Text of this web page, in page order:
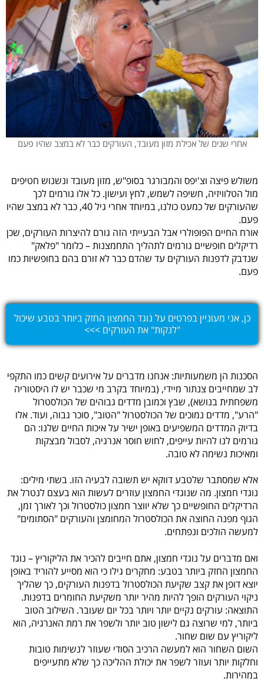
אחרי שנים של אכילת מזון מעובד, העורקים כבר לא במצב שהיו פעם
משולש פיצה וצ'יפס והמבורגר בסופ"ש, מזון מעובד ונשנוש חטיפים
מול הטלוויזיה, חשיפה לשמש, לחץ ועישון. כל אלו גורמים לכך
שהעורקים של כמעט כולנו, במיוחד אחרי גיל 40, כבר לא במצב שהיו
פעם.
אורח החיים הפופולרי אבל הבעייתי הזה גורם להיצרות העורקים, שכן
רדיקלים חופשיים גורמים לתהליך התחמצנות – כלומר "פלאק"
שנדבק לדפנות העורקים עד שהדם כבר לא זורם בהם בחופשיות כמו
פעם.
כן, אני מעוניין בפרטים על נוגד החמצון החזק ביותר בטבע שיכול
"לנקות" את העורקים >>>
הסכנות הן משמעותיות: אנחנו מדברים על אירועים קשים כמו התקפי
לב שמחייבים צנתור מיידי, (במיוחד בקרב מי שכבר יש לו היסטוריה
משפחתית בנושא), שבץ וכמובן מדדים גבוהים של הכולסטרול
"הרע", מדדים נמוכים של הכולסטרול "הטוב", סוכר גבוה, ועוד. אלו
בדיוק המדדים המשפיעים באופן ישיר על איכות החיים שלנו: הם
גורמים לנו להיות עייפים, לחוש חוסר אנרגיה, לסבול מבצקות
ומאיכות נשימה לא טובה.
אלא שמסתבר שלטבע דווקא יש תשובה לבעיה הזו. בשתי מילים:
נוגדי חמצון. מה שנוגדי החמצון עוזרים לעשות הוא בעצם לנטרל את
הרדיקלים החופשיים כך שלא יווצר חמצון כולסטרול וכך לאורך זמן,
הגוף מפנה החוצה את הכולסטרול המחומצן והעורקים "הסתומים"
למעשה הולכים ונפתחים.
ואם מדברים על נוגדי חמצון, אתם חייבים להכיר את הליקוריץ – נוגד
החמצון החזק ביותר בטבע: מחקרים גילו כי הוא מסייע להוריד באופן
יוצא דופן את קצב שקיעת הכולסטרול בדפנות העורקים, כך שהליך
ניקוי העורקים הופך להיות מהיר יותר משקיעת החומרים בדפנות.
התוצאה: עורקים נקיים יותר ויותר בכל יום שעובר. השילוב הטוב
ביותר, למי שרוצה גם לישון טוב יותר ולשפר את רמת האנרגיה, הוא
ליקוריץ עם שום שחור.
השום השחור הוא למעשה הרכיב הסודי שעוזר לנשימות טובות
וחלקות יותר ועוזר לשפר את יכולת ההליכה כך שלא מתעייפים
במהירות.